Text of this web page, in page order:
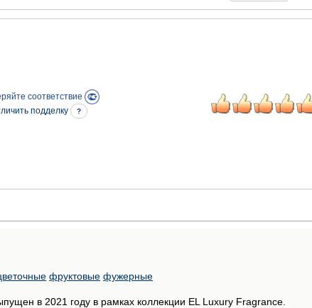
соответствие
подделку
?
фруктовые фужерные
в 2021 году в рамках коллекции EL Luxury Fragrance.